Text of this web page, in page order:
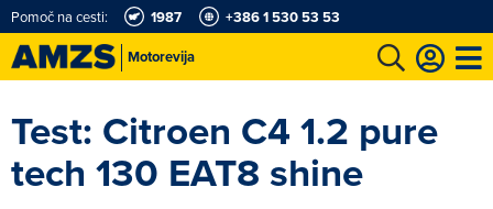
Motorevija
Pomoč na cesti: 1987 +386 1 530 53 53
Test: Citroen C4 1.2 pure
tech 130 EAT8 shine